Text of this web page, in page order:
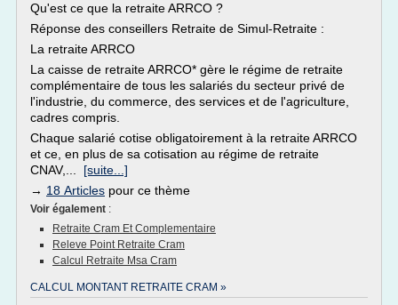
Qu'est ce que la retraite ARRCO ?
Réponse des conseillers Retraite de Simul-Retraite :
La retraite ARRCO
La caisse de retraite ARRCO* gère le régime de retraite
complémentaire de tous les salariés du secteur privé de
l'industrie, du commerce, des services et de l'agriculture,
cadres compris.
Chaque salarié cotise obligatoirement à la retraite ARRCO
et ce, en plus de sa cotisation au régime de retraite
CNAV,... [suite...]
→ 18 Articles pour ce thème
Voir également :
Retraite Cram Et Complementaire
Releve Point Retraite Cram
Calcul Retraite Msa Cram
CALCUL MONTANT RETRAITE CRAM »